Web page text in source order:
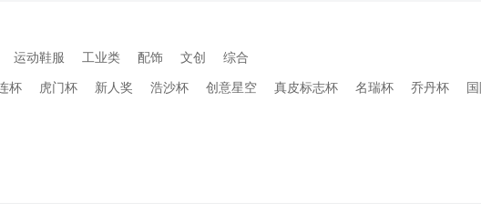
运动鞋服 工业类 配饰 文创 综合
杯 虎门杯 新人奖 浩沙杯 创意星空 真皮标志杯 名瑞杯 乔丹杯